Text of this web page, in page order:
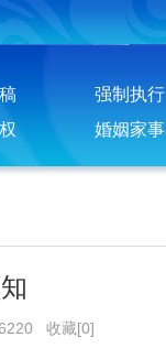
强制执行
婚姻家事
收藏[0]